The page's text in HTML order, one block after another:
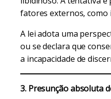
fatores externos, como
A lei adota uma
ou se declara que
a incapacidade de
3. Presunção absoluta